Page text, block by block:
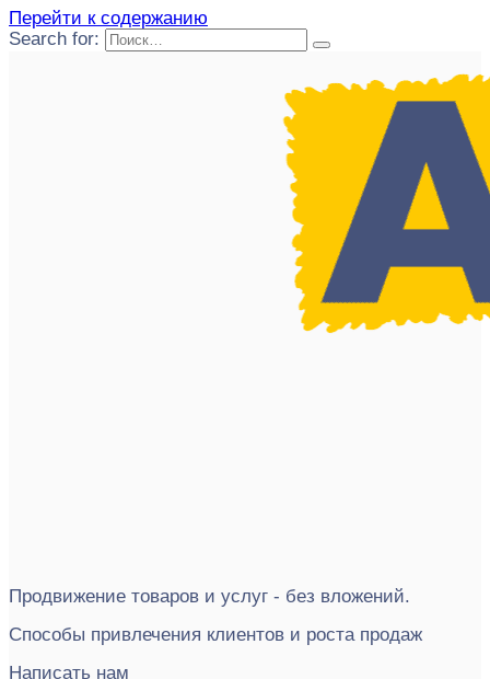
Перейти к содержанию
Search for:
Продвижение товаров и услуг - без вложений.
Способы привлечения клиентов и роста продаж
Написать нам